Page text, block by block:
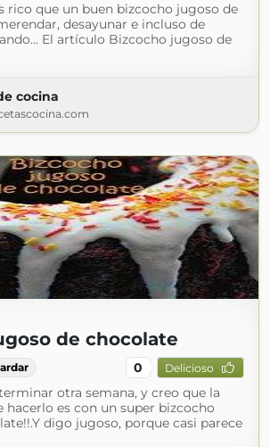
rico que un buen bizcocho jugoso de
desayunar e incluso de
El artículo Bizcocho jugoso de
cocina
de chocolate
0 Delicioso
otra semana, y creo que la
hacerlo es con un super bizcocho
digo jugoso, porque casi parece